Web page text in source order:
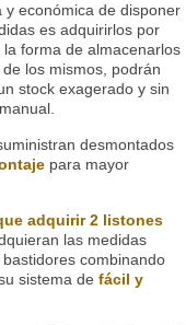
económica de disponer
es adquirirlos por
forma de almacenarlos
los mismos, podrán
stock exagerado y sin
desmontados
para mayor
adquirir 2 listones
las medidas
combinando
sistema de fácil y